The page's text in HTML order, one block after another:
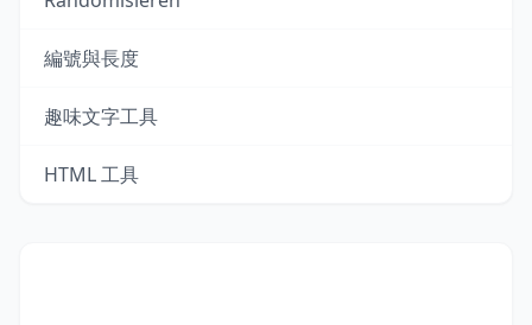
編號與長度
趣味文字工具
HTML 工具